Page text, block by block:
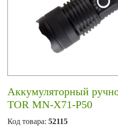
Аккумуляторный
TOR MN-X71-P50
Код товара: 52115